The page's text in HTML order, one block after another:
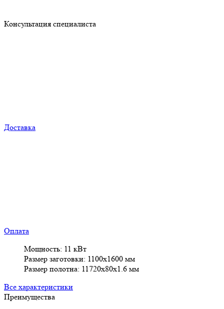
Консультация специалиста
Доставка
Оплата
Мощность: 11 кВт
Размер заготовки: 1100х1600 мм
Размер полотна: 11720х80х1.6 мм
Все характеристики
Преимущества